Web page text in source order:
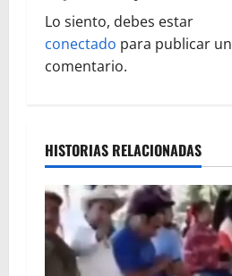
i
ó
d
e
e
n
Lo siento, debes estar
conectado para publicar un
comentario.
HISTORIAS RELACIONADAS